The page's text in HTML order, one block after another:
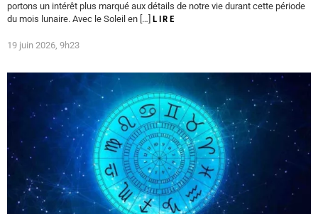
portons un intérêt plus marqué aux détails de notre vie durant cette période
du mois lunaire. Avec le Soleil en […] LIRE
19 juin 2026, 9h23